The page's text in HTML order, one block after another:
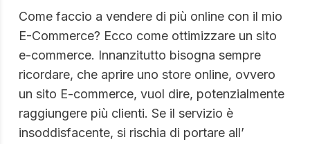
Come faccio a vendere di più online con il mio
E-Commerce? Ecco come ottimizzare un sito
e-commerce. Innanzitutto bisogna sempre
ricordare, che aprire uno store online, ovvero
un sito E-commerce, vuol dire, potenzialmente
raggiungere più clienti. Se il servizio è
insoddisfacente, si rischia di portare all’